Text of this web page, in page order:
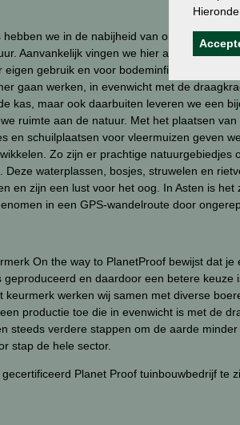
we in de nabijheid van onze kassen
Aanvankelijk vingen we hier alleen het
gebruik en voor bodeminfiltratie. In de
gaan werken, in evenwicht met de
kas, maar ook daarbuiten leveren we een
ruimte aan de natuur. Met het plaatsen van
en schuilplaatsen voor vleermuizen geven
Zo zijn er prachtige natuurgebiedjes
Deze waterplassen, bosjes, struwelen en
en zijn een lust voor het oog. In Asten is het
in een GPS-wandelroute door
On the way to PlanetProof bewijst dat je
en daardoor een betere keuze
keurmerk werken wij samen met diverse
productie toe die in evenwicht is met de
steeds verdere stappen om de aarde
stap de hele sector.
Planet Proof tuinbouwbedrijf te